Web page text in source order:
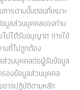
ารตามขั้นตอนที่เหมาะ
มูลส่วนบุคคลของท่าน
ไม่ได้รับอนุญาต การใช้
นที่ไม่ถูกต้อง
ส่วนบุคคลต่อผู้รับข้อมูล
องข้อมูลส่วนบุคคล
อาจปฏิบัติตามหลัก